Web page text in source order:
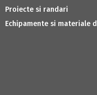
Proiecte si randari
Echipamente si materiale